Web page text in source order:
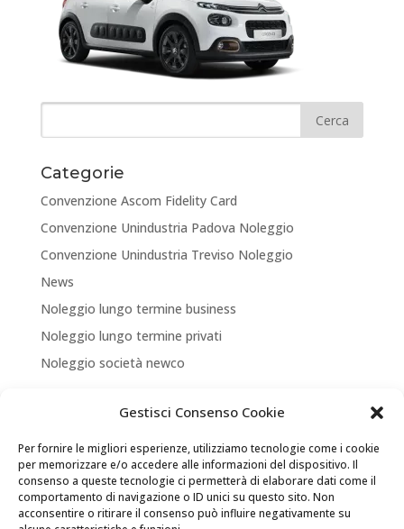
Gestisci Consenso Cookie
Per fornire le migliori esperienze, utilizziamo tecnologie come i cookie
per memorizzare e/o accedere alle informazioni del dispositivo. Il
consenso a queste tecnologie ci permetterà di elaborare dati come il
comportamento di navigazione o ID unici su questo sito. Non
acconsentire o ritirare il consenso può influire negativamente su
Categorie
Convenzione Ascom Fidelity Card
Convenzione Unindustria Padova Noleggio
Convenzione Unindustria Treviso Noleggio
News
Noleggio lungo termine business
Noleggio lungo termine privati
Noleggio società newco
Articoli recenti
ASSICURA LA TUA MOBILITA’
NEW LOCATION + NEW PARTNERSHIP
Convenzione Soci di UNINDUSTRIA PADOVA TREVISO